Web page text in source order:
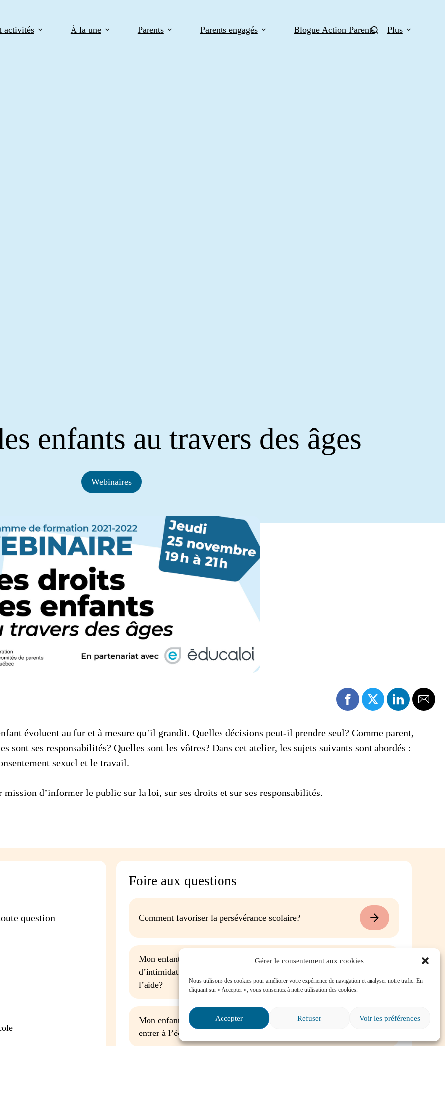
Gérer le consentement aux cookies
Nous utilisons des cookies pour améliorer votre expérience de navigation et analyser notre trafic. En
cliquant sur « Accepter », vous consentez à notre utilisation des cookies.
Accepter Refuser Voir les préférences
activités À la une Parents Parents engagés Blogue Action Parents Plus
enfants au travers des âges
Webinaires
évoluent au fur et à mesure qu’il grandit. Quelles décisions peut-il prendre seul? Comme parent,
sont ses responsabilités? Quelles sont les vôtres? Dans cet atelier, les sujets suivants sont abordés :
sexuel et le travail.
d’informer le public sur la loi, sur ses droits et sur ses responsabilités.
question
Foire aux questions
Comment favoriser la persévérance scolaire?
Mon enfant est impliqué dans une situation
d’intimidation à l’école, où puis-je trouver de
l’aide?
Mon enfant a des besoins particuliers et il va
entrer à l’école, que faire?